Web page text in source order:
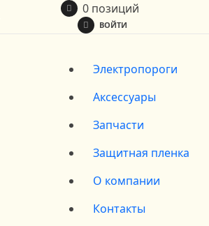
0 позиций
ВОЙТИ
Электропороги
Аксессуары
Запчасти
Защитная пленка
О компании
Контакты